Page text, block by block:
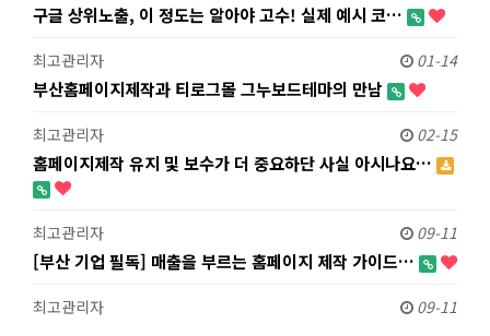
구글 상위노출, 이 정도는 알아야 고수! 실제 예시 코…
최고관리자 01-14
부산홈페이지제작과 티로그몰 그누보드테마의 만남
최고관리자 02-15
홈페이지제작 유지 및 보수가 더 중요하단 사실 아시나요…
최고관리자 09-11
[부산 기업 필독] 매출을 부르는 홈페이지 제작 가이드…
최고관리자 09-11